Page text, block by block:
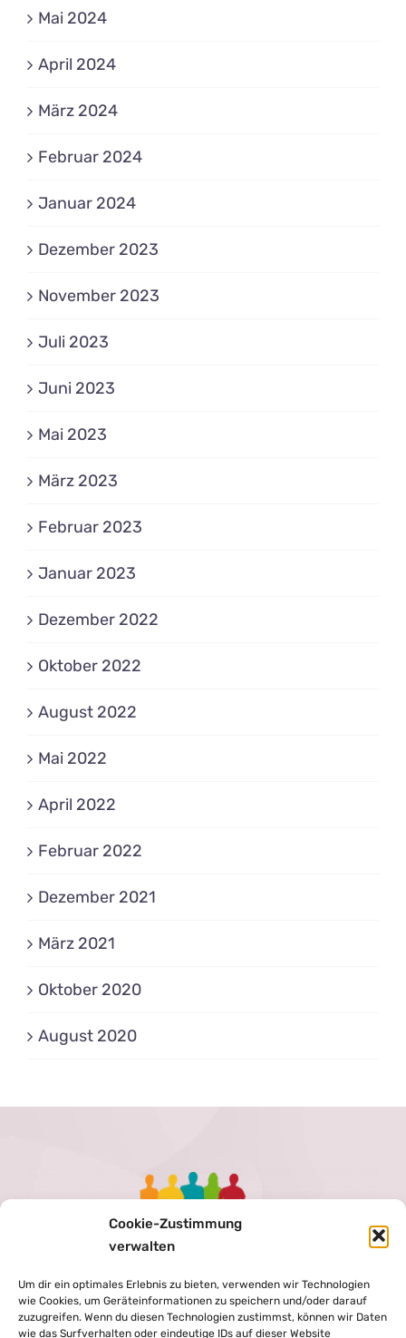
Cookie-Zustimmung
verwalten
Um dir ein optimales Erlebnis zu bieten, verwenden wir Technologien
wie Cookies, um Geräteinformationen zu speichern und/oder darauf
zuzugreifen. Wenn du diesen Technologien zustimmst, können wir Daten
wie das Surfverhalten oder eindeutige IDs auf dieser Website
Mai 2024
April 2024
März 2024
Februar 2024
Januar 2024
Dezember 2023
November 2023
Juli 2023
Juni 2023
Mai 2023
März 2023
Februar 2023
Januar 2023
Dezember 2022
Oktober 2022
August 2022
Mai 2022
April 2022
Februar 2022
Dezember 2021
März 2021
Oktober 2020
August 2020